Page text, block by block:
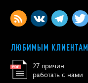
ЛЮБИМЫМ КЛИЕНТАМ
27 причин
работать с нами